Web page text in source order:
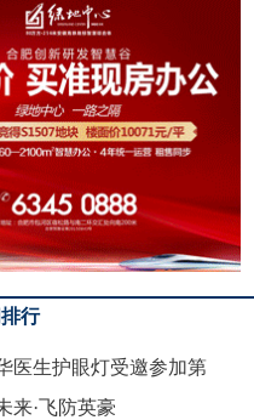
行
医生护眼灯受邀参加第
来·飞防英豪